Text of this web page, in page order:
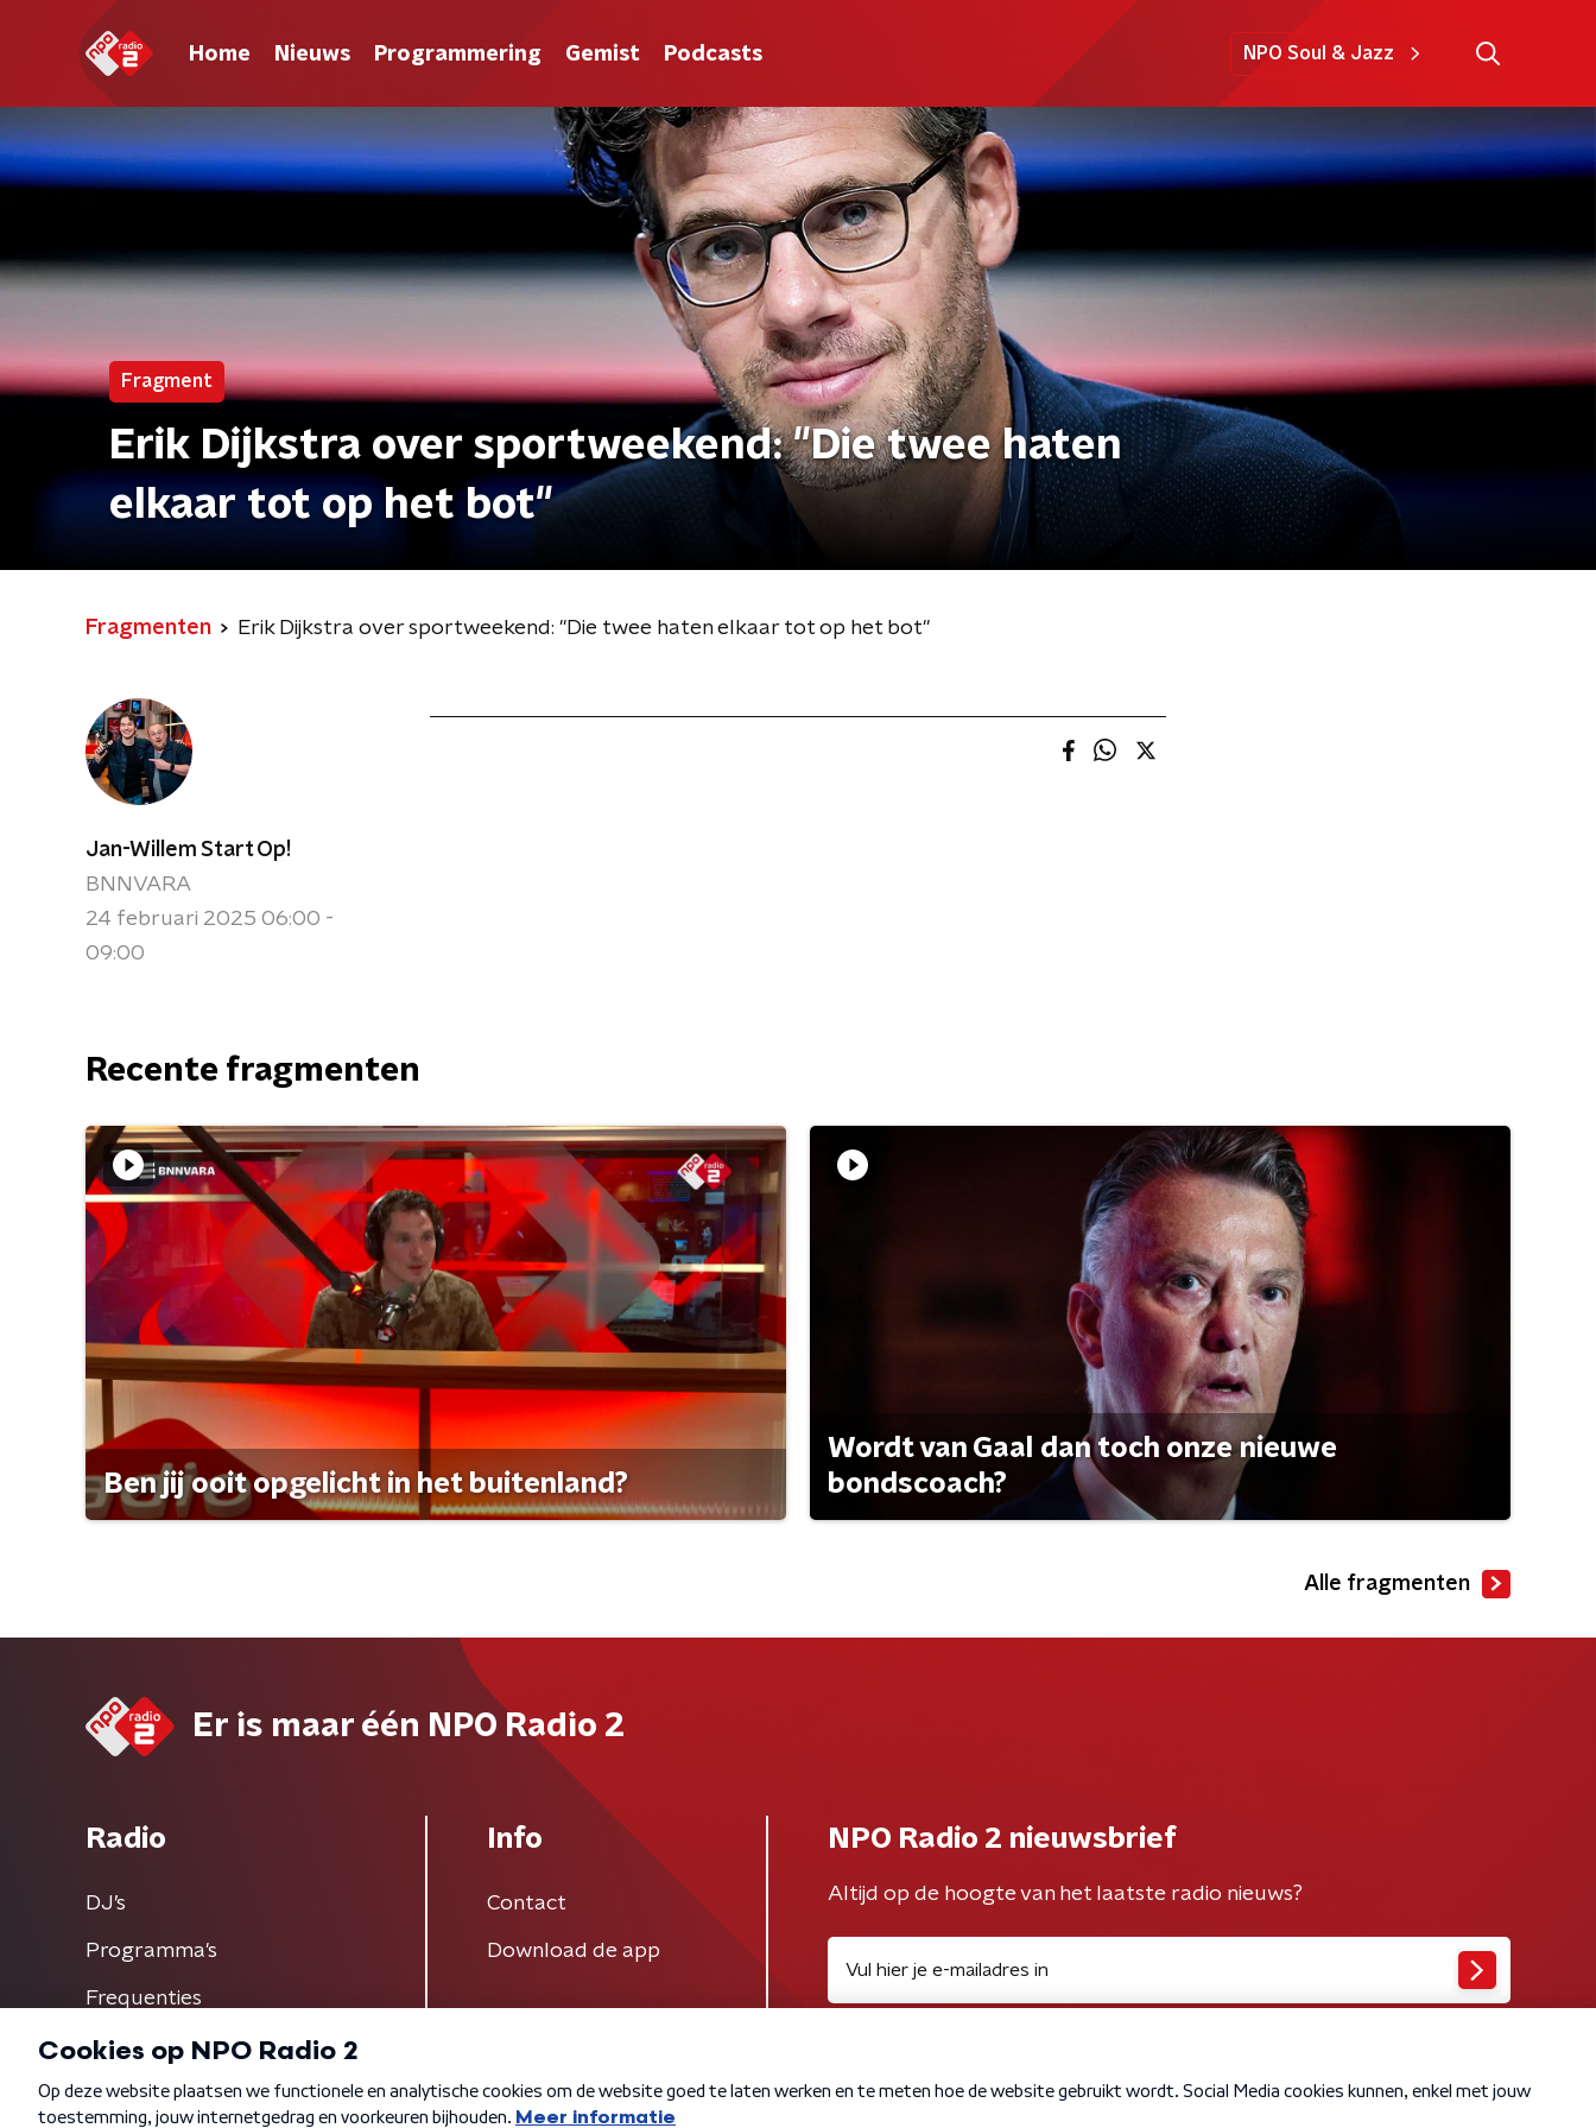
Home Nieuws Programmering Gemist Podcasts NPO Soul & Jazz
Fragment
Erik Dijkstra over sportweekend: "Die twee haten
elkaar tot op het bot"
Fragmenten Erik Dijkstra over sportweekend: "Die twee haten elkaar tot op het bot"
Jan-Willem Start Op!
BNNVARA
24 februari 2025 06:00 -
09:00
Recente fragmenten
Ben jij ooit opgelicht in het buitenland?
Wordt van Gaal dan toch onze nieuwe
bondscoach?
Alle fragmenten
Er is maar één NPO Radio 2
Radio
DJ’s
Programma's
Frequenties
Info
Contact
Download de app
NPO Radio 2 nieuwsbrief
Altijd op de hoogte van het laatste radio nieuws?